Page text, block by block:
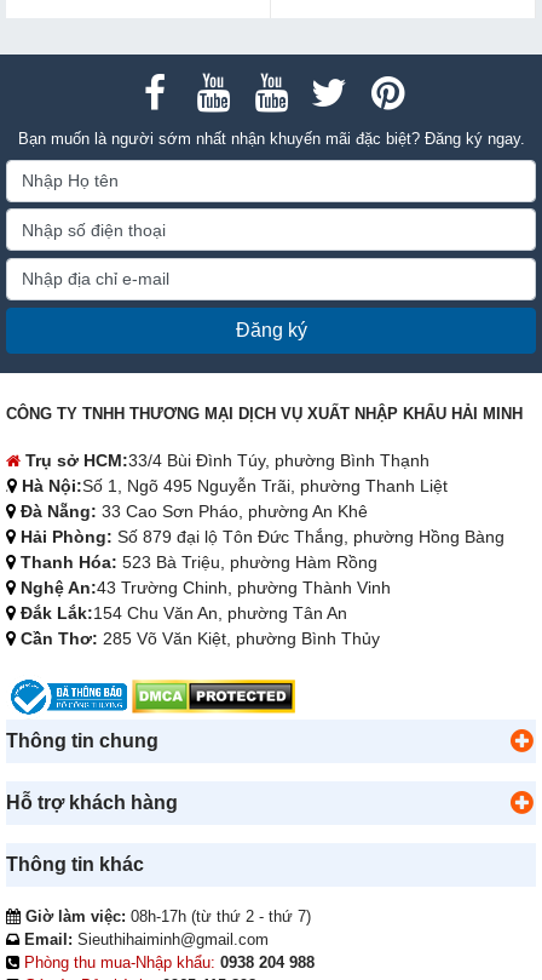
Bạn muốn là người sớm nhất nhận khuyến mãi đặc biệt? Đăng ký ngay.
Đăng ký
CÔNG TY TNHH THƯƠNG MẠI DỊCH VỤ XUẤT NHẬP KHẨU HẢI MINH
Trụ sở HCM:33/4 Bùi Đình Túy, phường Bình Thạnh
Hà Nội:Số 1, Ngõ 495 Nguyễn Trãi, phường Thanh Liệt
Đà Nẵng: 33 Cao Sơn Pháo, phường An Khê
Hải Phòng: Số 879 đại lộ Tôn Đức Thắng, phường Hồng Bàng
Thanh Hóa: 523 Bà Triệu, phường Hàm Rồng
Nghệ An:43 Trường Chinh, phường Thành Vinh
Đắk Lắk:154 Chu Văn An, phường Tân An
Cần Thơ: 285 Võ Văn Kiệt, phường Bình Thủy
Thông tin chung
Hỗ trợ khách hàng
Thông tin khác
Giờ làm việc: 08h-17h (từ thứ 2 - thứ 7)
Email: Sieuthihaiminh@gmail.com
Phòng thu mua-Nhập khẩu: 0938 204 988